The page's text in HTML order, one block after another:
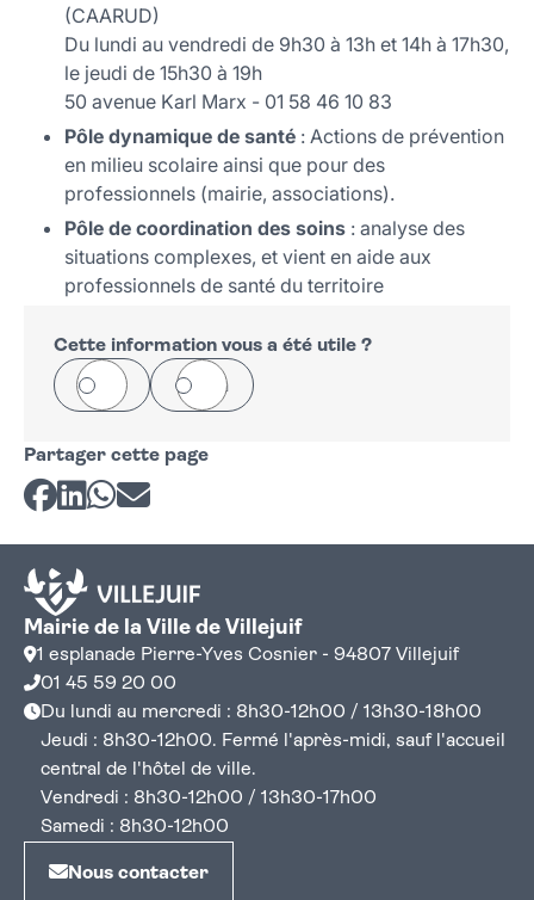
(CAARUD)
Du lundi au vendredi de 9h30 à 13h et 14h à 17h30,
le jeudi de 15h30 à 19h
50 avenue Karl Marx - 01 58 46 10 83
Pôle dynamique de santé : Actions de prévention
en milieu scolaire ainsi que pour des
professionnels (mairie, associations).
Pôle de coordination des soins : analyse des
situations complexes, et vient en aide aux
professionnels de santé du territoire
Cette information vous a été utile ?
Oui Non
Partager cette page
Partager sur Facebook
Partager sur LinkedIn
Partager sur Whatsapp
Partager par courriel
Mairie de la Ville de Villejuif
1 esplanade Pierre-Yves Cosnier - 94807 Villejuif
01 45 59 20 00
Du lundi au mercredi : 8h30-12h00 / 13h30-18h00
Jeudi : 8h30-12h00. Fermé l'après-midi, sauf l'accueil
central de l'hôtel de ville.
Vendredi : 8h30-12h00 / 13h30-17h00
Samedi : 8h30-12h00
Nous contacter